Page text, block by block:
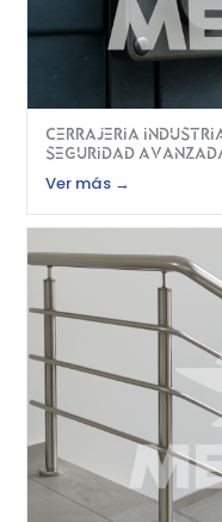
Cerrajeria
seguridad
Ver más →